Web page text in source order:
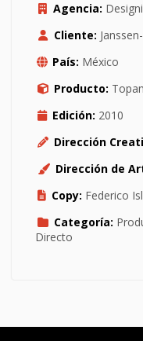
Agencia:
Cliente:
País: México
Producto:
Edición: 2010
Dirección
Dirección de
Copy: Federico
Categoría:
Directo